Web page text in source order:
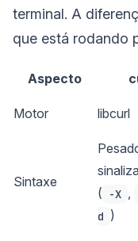
terminal. A
que está rodando
Aspecto
Motor libcurl
Sintaxe
(
-X ,
d )